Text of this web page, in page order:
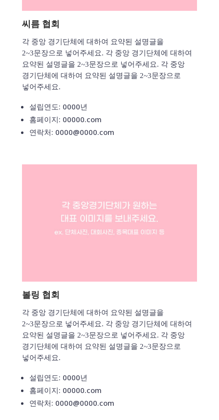
씨름 협회
각 중앙 경기단체에 대하여 요약된 설명글을
2~3문장으로 넣어주세요. 각 중앙 경기단체에 대하여
요약된 설명글을 2~3문장으로 넣어주세요. 각 중앙
경기단체에 대하여 요약된 설명글을 2~3문장으로
넣어주세요.
설립연도: 0000년
홈페이지: 00000.com
연락처: 0000@0000.com
볼링 협회
각 중앙 경기단체에 대하여 요약된 설명글을
2~3문장으로 넣어주세요. 각 중앙 경기단체에 대하여
요약된 설명글을 2~3문장으로 넣어주세요. 각 중앙
경기단체에 대하여 요약된 설명글을 2~3문장으로
넣어주세요.
설립연도: 0000년
홈페이지: 00000.com
연락처: 0000@0000.com